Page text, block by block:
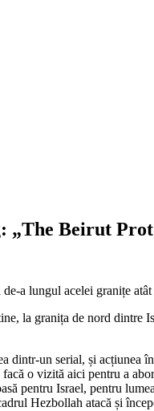
„The Beirut
a lungul acelei granițe
la granița de nord dintre
dintr-un serial, și
facă o vizită aici pentru a
pentru Israel, pentru
Hezbollah atacă și